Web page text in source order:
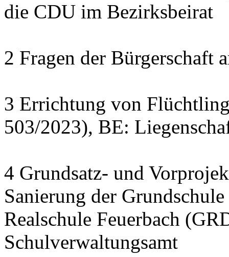
die CDU im Bezirksbeirat
2 Fragen der Bürgerschaft
3 Errichtung von
503/2023), BE:
4 Grundsatz- und
Sanierung der
Realschule Feuerbach
Schulverwaltungsamt